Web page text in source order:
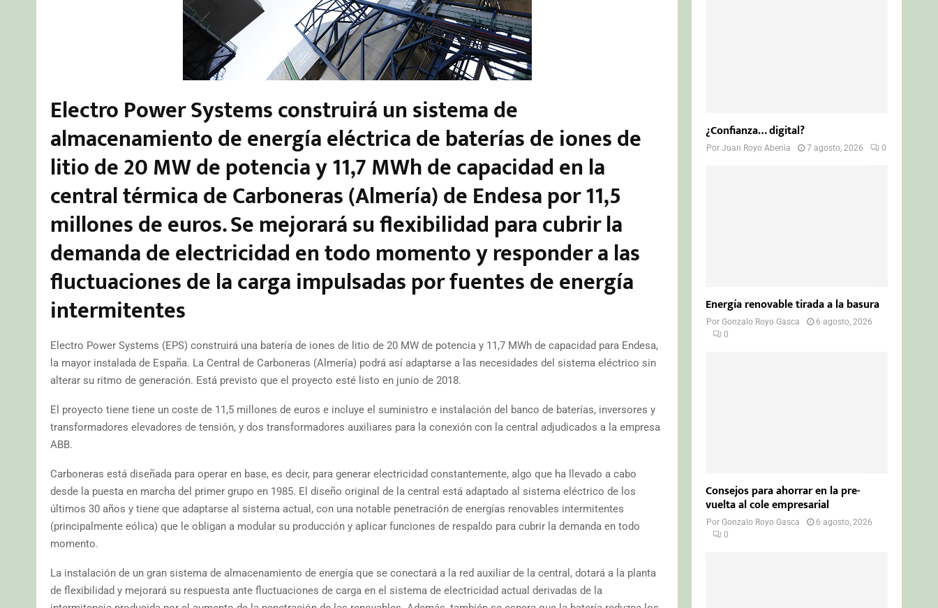
Electro Power Systems construirá un sistema de
almacenamiento de energía eléctrica de baterías de iones de
litio de 20 MW de potencia y 11,7 MWh de capacidad en la
central térmica de Carboneras (Almería) de Endesa por 11,5
millones de euros. Se mejorará su flexibilidad para cubrir la
demanda de electricidad en todo momento y responder a las
fluctuaciones de la carga impulsadas por fuentes de energía
intermitentes
Electro Power Systems (EPS) construirá una batería de iones de litio de 20 MW de potencia y 11,7 MWh de capacidad para Endesa,
la mayor instalada de España. La Central de Carboneras (Almería) podrá así adaptarse a las necesidades del sistema eléctrico sin
alterar su ritmo de generación. Está previsto que el proyecto esté listo en junio de 2018.
El proyecto tiene tiene un coste de 11,5 millones de euros e incluye el suministro e instalación del banco de baterías, inversores y
transformadores elevadores de tensión, y dos transformadores auxiliares para la conexión con la central adjudicados a la empresa
ABB.
Carboneras está diseñada para operar en base, es decir, para generar electricidad constantemente, algo que ha llevado a cabo
desde la puesta en marcha del primer grupo en 1985. El diseño original de la central está adaptado al sistema eléctrico de los
últimos 30 años y tiene que adaptarse al sistema actual, con una notable penetración de energías renovables intermitentes
(principalmente eólica) que le obligan a modular su producción y aplicar funciones de respaldo para cubrir la demanda en todo
momento.
La instalación de un gran sistema de almacenamiento de energía que se conectará a la red auxiliar de la central, dotará a la planta
de flexibilidad y mejorará su respuesta ante fluctuaciones de carga en el sistema de electricidad actual derivadas de la
¿Confianza… digital?
PorJuan Royo Abenia 7 agosto, 2026 0
Energía renovable tirada a la basura
PorGonzalo Royo Gasca
6 agosto, 2026
0
Consejos para ahorrar en la pre-
vuelta al cole empresarial
PorGonzalo Royo Gasca
6 agosto, 2026
0